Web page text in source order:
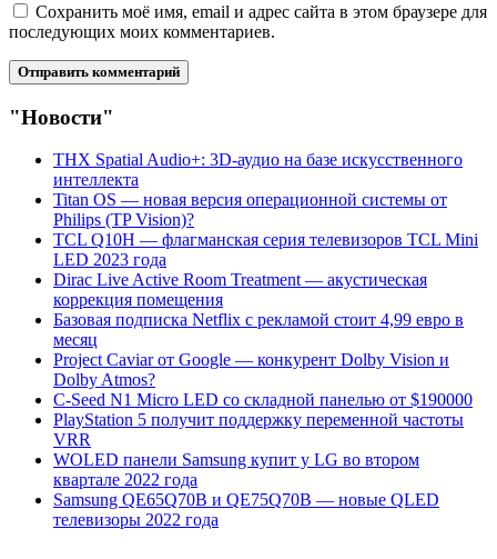
Сохранить моё имя, email и адрес сайта в этом браузере для
последующих моих комментариев.
"Новости"
THX Spatial Audio+: 3D-аудио на базе искусственного
интеллекта
Titan OS — новая версия операционной системы от
Philips (TP Vision)?
TCL Q10H — флагманская серия телевизоров TCL Mini
LED 2023 года
Dirac Live Active Room Treatment — акустическая
коррекция помещения
Базовая подписка Netflix с рекламой стоит 4,99 евро в
месяц
Project Caviar от Google — конкурент Dolby Vision и
Dolby Atmos?
C-Seed N1 Micro LED со складной панелью от $190000
PlayStation 5 получит поддержку переменной частоты
VRR
WOLED панели Samsung купит у LG во втором
квартале 2022 года
Samsung QE65Q70B и QE75Q70B — новые QLED
телевизоры 2022 года